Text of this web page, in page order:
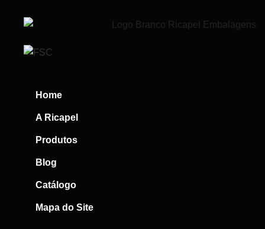
Home
A Ricapel
Produtos
Blog
Catálogo
Mapa do Site